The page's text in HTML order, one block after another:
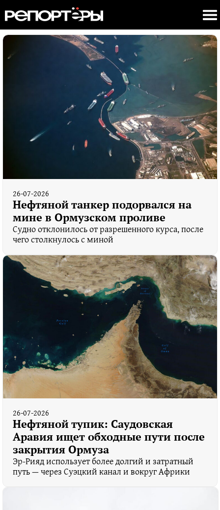
26-07-2026
Нефтяной танкер подорвался на
мине в Ормузском проливе
Судно отклонилось от разрешенного курса, после
чего столкнулось с миной
26-07-2026
Нефтяной тупик: Саудовская
Аравия ищет обходные пути после
закрытия Ормуза
Эр-Рияд использует более долгий и затратный
путь — через Суэцкий канал и вокруг Африки